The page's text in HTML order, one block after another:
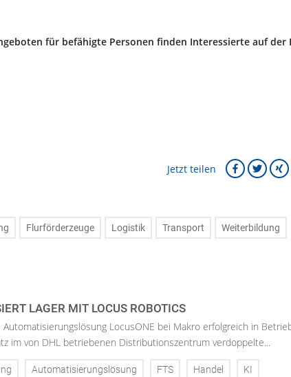
für befähigte Personen finden Interessierte auf der
Jetzt teilen
Flurförderzeuge Logistik Transport Weiterbildung
LAGER MIT LOCUS ROBOTICS
LocusONE bei Makro erfolgreich in
im von DHL betriebenen Distributionszentrum verdoppelte...
Automatisierungslösung FTS Handel KI